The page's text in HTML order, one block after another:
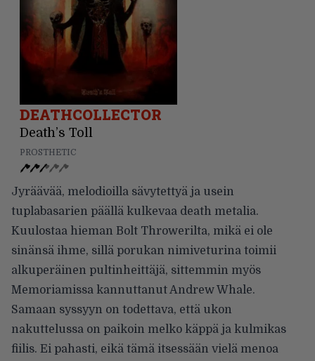
DEATHCOLLECTOR
Death’s Toll
PROSTHETIC
Jyräävää, melodioilla sävytettyä ja usein
tuplabasarien päällä kulkevaa death metalia.
Kuulostaa hieman Bolt Throwerilta, mikä ei ole
sinänsä ihme, sillä porukan nimiveturina toimii
alkuperäinen pultinheittäjä, sittemmin myös
Memoriamissa kannuttanut Andrew Whale.
Samaan syssyyn on todettava, että ukon
nakuttelussa on paikoin melko käppä ja kulmikas
fiilis. Ei pahasti, eikä tämä itsessään vielä menoa